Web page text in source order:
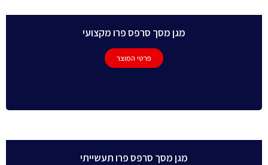
מגן מסך סרפס פרו מקצועי
פרטי המוצר
מגן מסך סרפס פרו תעשייתי